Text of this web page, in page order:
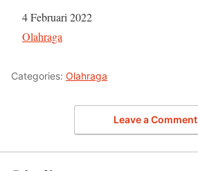
Tanggal
4 Februari 2022
Sehubungan dengan
Olahraga
Categories: Olahraga
Leave a Comment